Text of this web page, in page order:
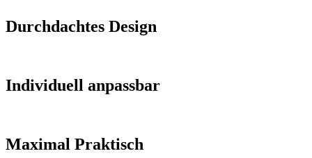
Durchdachtes Design
Individuell anpassbar
Maximal Praktisch